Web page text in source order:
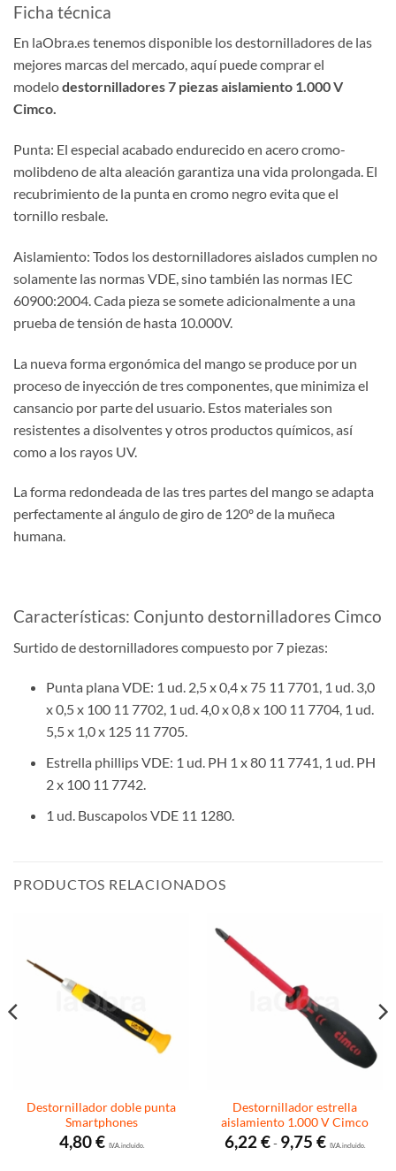
Ficha técnica
En laObra.es tenemos disponible los destornilladores de las
mejores marcas del mercado, aquí puede comprar el
modelodestornilladores 7 piezas aislamiento 1.000 V
Cimco.
Punta: El especial acabado endurecido en acero cromo-
molibdeno de alta aleación garantiza una vida prolongada. El
recubrimiento de la punta en cromo negro evita que el
tornillo resbale.
Aislamiento: Todos los destornilladores aislados cumplen no
solamente las normas VDE, sino también las normas IEC
60900:2004. Cada pieza se somete adicionalmente a una
prueba de tensión de hasta 10.000V.
La nueva forma ergonómica del mango se produce por un
proceso de inyección de tres componentes, que minimiza el
cansancio por parte del usuario. Estos materiales son
resistentes a disolventes y otros productos químicos, así
como a los rayos UV.
La forma redondeada de las tres partes del mango se adapta
perfectamente al ángulo de giro de 120º de la muñeca
humana.
Características: Conjunto destornilladores Cimco
Surtido de destornilladores compuesto por 7 piezas:
Punta plana VDE: 1 ud. 2,5 x 0,4 x 75 11 7701, 1 ud. 3,0
x 0,5 x 100 11 7702, 1 ud. 4,0 x 0,8 x 100 11 7704, 1 ud.
5,5 x 1,0 x 125 11 7705.
Estrella phillips VDE: 1 ud. PH 1 x 80 11 7741, 1 ud. PH
2 x 100 11 7742.
1 ud. Buscapolos VDE 11 1280.
PRODUCTOS RELACIONADOS
Destornillador doble punta
Smartphones
4,80€I.V.A. incluido.
Destornillador estrella
aislamiento 1.000 V Cimco
6,22 €- 9,75 €Rango
de
I.V.A. incluido.